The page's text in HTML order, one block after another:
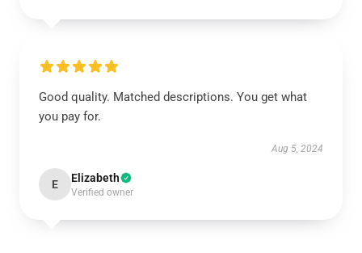
Good quality. Matched descriptions. You get what
you pay for.
Aug 5, 2024
E Elizabeth
Verified owner